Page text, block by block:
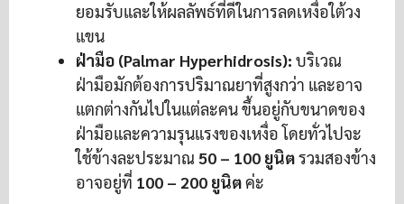
ยอมรับและให้ผลลัพธ์ที่ดีในการลดเหงื่อใต้วง
แขน
ฝ่ามือ (Palmar Hyperhidrosis): บริเวณ
ฝ่ามือมักต้องการปริมาณยาที่สูงกว่า และอาจ
แตกต่างกันไปในแต่ละคน ขึ้นอยู่กับขนาดของ
ฝ่ามือและความรุนแรงของเหงื่อ โดยทั่วไปจะ
ใช้ข้างละประมาณ 50 – 100 ยูนิตรวมสองข้าง
อาจอยู่ที่ 100 – 200 ยูนิตค่ะ